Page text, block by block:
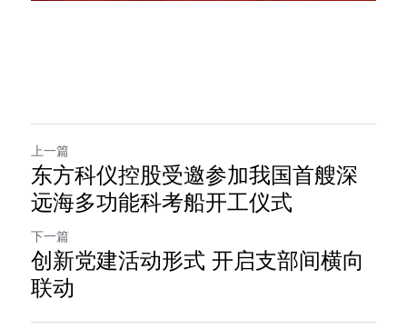
上一篇
东方科仪控股受邀参加我国首艘深
远海多功能科考船开工仪式
下一篇
创新党建活动形式 开启支部间横向
联动